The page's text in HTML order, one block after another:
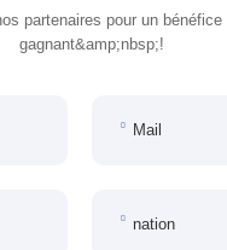
partenaires pour un
gagnant&amp;nbsp;!
Mail
nation